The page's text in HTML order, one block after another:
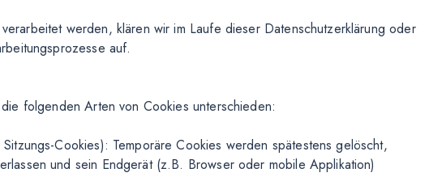
werden, klären wir im Laufe dieser Datenschutzerklärung oder
auf.
folgenden Arten von Cookies unterschieden:
Cookies): Temporäre Cookies werden spätestens gelöscht,
und sein Endgerät (z.B. Browser oder mobile Applikation)